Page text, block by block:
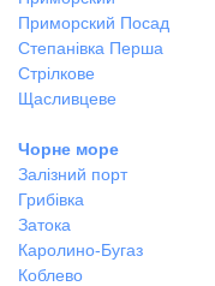
Приморский Посад
Степанівка Перша
Стрілкове
Щасливцеве
Чорне море
Залізний порт
Грибівка
Затока
Каролино-Бугаз
Коблево